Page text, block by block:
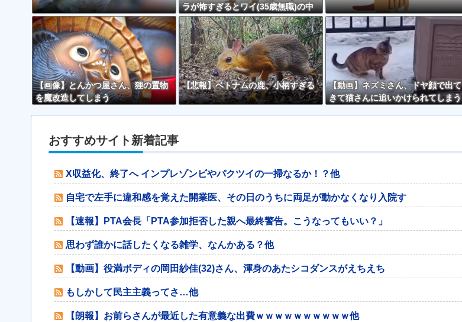
ラが怖すぎるとワイ(35歳無職)の中
で話題に
【画像】とんかつ屋さん、狸の置物
を魔改造してしまう
【悲報】ベトナムの鹿、小柄すぎる
【動画】ネズミさん、ドヤ顔で出て
きて猫さんに追いかけられてしまう
おすすめサイト新着記事
X収益化、終了へ インプレゾンビやパクツイの一掃なるか！？他
自宅で左手に違和感を覚えた開業医、その日のうちに両足が動かなくなり入院す
【速報】PTA会長「PTA参加拒否した親へ最終警告。こうなってもいい？」
思わず誰かに話したくなる雑学、なんかある？他
【動画】役満ボディの岡田紗佳(32)さん、渾身のあたシコダンスがえちえち
もしかして民主主義ってさ…他
【朗報】お前らさんが最近した有意義な出費ｗｗｗｗｗｗｗｗｗｗ他